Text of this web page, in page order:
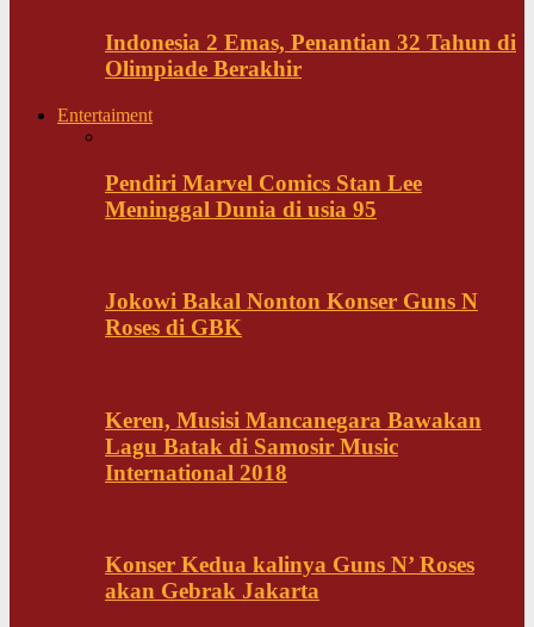
Indonesia 2 Emas, Penantian 32 Tahun di
Olimpiade Berakhir
Entertaiment
Pendiri Marvel Comics Stan Lee
Meninggal Dunia di usia 95
Jokowi Bakal Nonton Konser Guns N
Roses di GBK
Keren, Musisi Mancanegara Bawakan
Lagu Batak di Samosir Music
International 2018
Konser Kedua kalinya Guns N’ Roses
akan Gebrak Jakarta